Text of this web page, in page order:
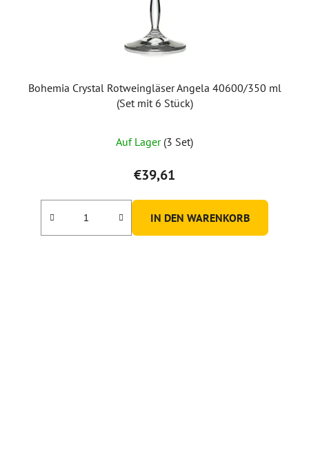
Bohemia Crystal Rotweingläser Angela 40600/350 ml
(Set mit 6 Stück)
Auf Lager (3 Set)
€39,61
IN DEN WARENKORB